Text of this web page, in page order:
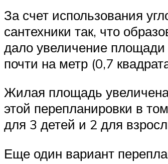
За счет использования
сантехники так, что
дало увеличение площади
почти на метр (0,7
Жилая площадь увеличена
этой перепланировки в
для 3 детей и 2 для
Еще один вариант